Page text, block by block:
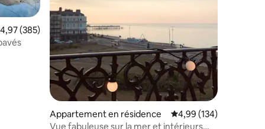
: 4,98 sur 5
moyenne sur la base de 385 commentaires : 4,97 sur 5
4,97 (385)
Appartement en résidence Évaluation moyenne
4,99 (134)
Vue fabuleuse sur la mer et intérieurs